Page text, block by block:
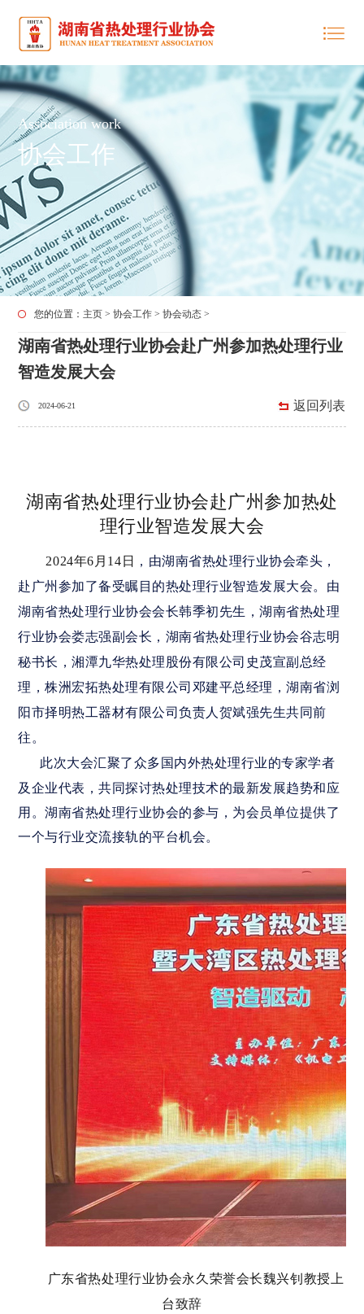
Association work
协会工作
您的位置： 主页 >协会工作 >协会动态 >
湖南省热处理行业协会赴广州参加热处理行业
智造发展大会
2024-06-21 返回列表
湖南省热处理行业协会赴广州参加热处
理行业智造发展大会
2024年6月14日
，由湖南省热处理行业协会牵头，
赴广州参加了备受瞩目的热处理行业智造发展大会。由
湖南省热处理行业协会会长韩季初先生，湖南省热处理
行业协会娄志强副会长，湖南省热处理行业协会谷志明
秘书长，湘潭九华热处理股份有限公司史茂宣副总经
理，株洲宏拓热处理有限公司邓建平总经理，湖南省浏
阳市择明热工器材有限公司负责人贺斌强先生共同前
往。
此次大会汇聚了众多国内外热处理行业的专家学者
及企业代表，共同探讨热处理技术的最新发展趋势和应
用。湖南省热处理行业协会的参与，为会员单位提供了
一个与行业交流接轨的平台机会。
广东省热处理行业协会永久荣誉会长魏兴钊教授上
台致辞